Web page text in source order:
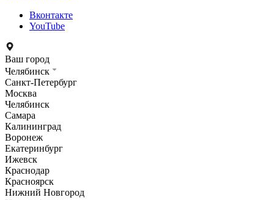
Вконтакте
YouTube
Ваш город
Челябинск
Санкт-Петербург
Москва
Челябинск
Самара
Калининград
Воронеж
Екатеринбург
Ижевск
Краснодар
Красноярск
Нижний Новгород